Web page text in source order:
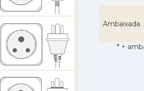
Ambaixada
* +